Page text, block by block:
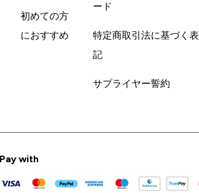
初めての方
におすすめ
ード
特定商取引法に基づく表
記
サプライヤー誓約
Pay with